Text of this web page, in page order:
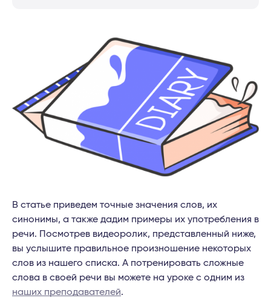
В статье приведем точные значения слов, их
синонимы, а также дадим примеры их употребления в
речи. Посмотрев видеоролик, представленный ниже,
вы услышите правильное произношение некоторых
слов из нашего списка. А потренировать сложные
слова в своей речи вы можете на уроке с одним из
наших преподавателей.